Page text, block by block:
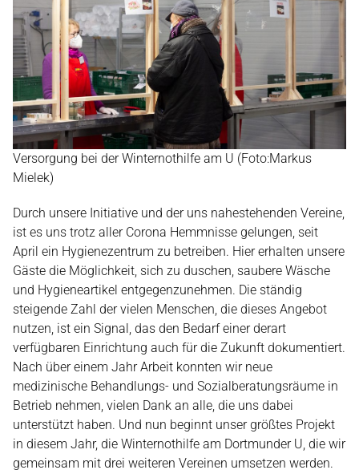
Versorgung bei der Winternothilfe am U (Foto:Markus
Mielek)
Durch unsere Initiative und der uns nahestehenden Vereine,
ist es uns trotz aller Corona Hemmnisse gelungen, seit
April ein Hygienezentrum zu betreiben. Hier erhalten unsere
Gäste die Möglichkeit, sich zu duschen, saubere Wäsche
und Hygieneartikel entgegenzunehmen. Die ständig
steigende Zahl der vielen Menschen, die dieses Angebot
nutzen, ist ein Signal, das den Bedarf einer derart
verfügbaren Einrichtung auch für die Zukunft dokumentiert.
Nach über einem Jahr Arbeit konnten wir neue
medizinische Behandlungs- und Sozialberatungsräume in
Betrieb nehmen, vielen Dank an alle, die uns dabei
unterstützt haben. Und nun beginnt unser größtes Projekt
in diesem Jahr, die Winternothilfe am Dortmunder U, die wir
gemeinsam mit drei weiteren Vereinen umsetzen werden.